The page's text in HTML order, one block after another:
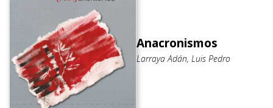
Anacronismos
Larraya Adán, Luis Pedro